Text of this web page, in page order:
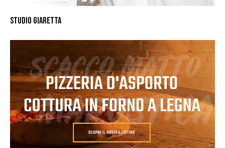
STUDIO GIARETTA